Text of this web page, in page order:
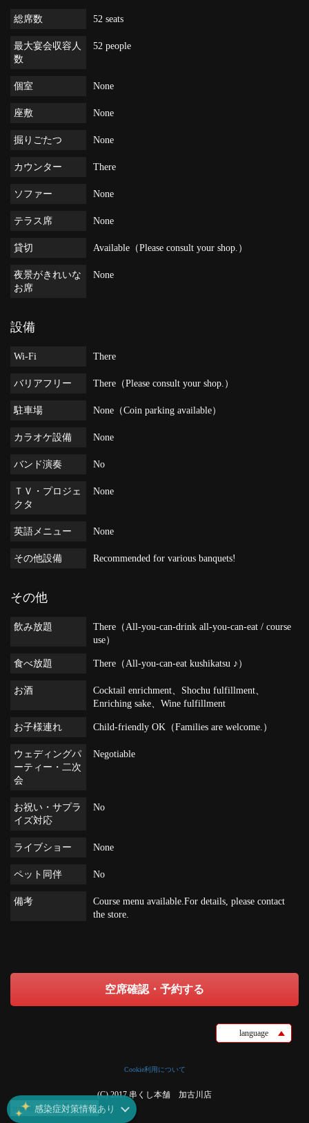
感染症対策情報あり
総席数 52 seats
最大宴会収容人
数
52 people
個室 None
座敷 None
掘りごたつ None
カウンター There
ソファー None
テラス席 None
貸切 Available（Please consult your shop.）
夜景がきれいな
お席
None
設備
Wi-Fi There
バリアフリー There（Please consult your shop.）
駐車場 None（Coin parking available）
カラオケ設備 None
バンド演奏 No
ＴＶ・プロジェ
クタ
None
英語メニュー None
その他設備 Recommended for various banquets!
その他
飲み放題
There（All-you-can-drink all-you-can-eat / course
use）
食べ放題 There（All-you-can-eat kushikatsu ♪）
お酒
Cocktail enrichment、Shochu fulfillment、
Enriching sake、Wine fulfillment
お子様連れ Child-friendly OK（Families are welcome.）
ウェディングパ
ーティー・二次
会
Negotiable
お祝い・サプラ
イズ対応
No
ライブショー None
ペット同伴 No
備考
Course menu available.For details, please contact
the store.
空席確認・予約する
language
Cookie利用について
(C) 2017 串くし本舗 加古川店